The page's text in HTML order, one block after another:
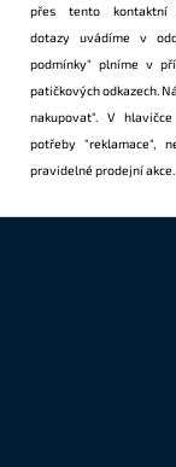
přes tento
dotazy uvádíme v
podmínky" plníme v
patičkových odkazech.
nakupovat". V
potřeby"reklamace",
pravidelné prodejníakce.